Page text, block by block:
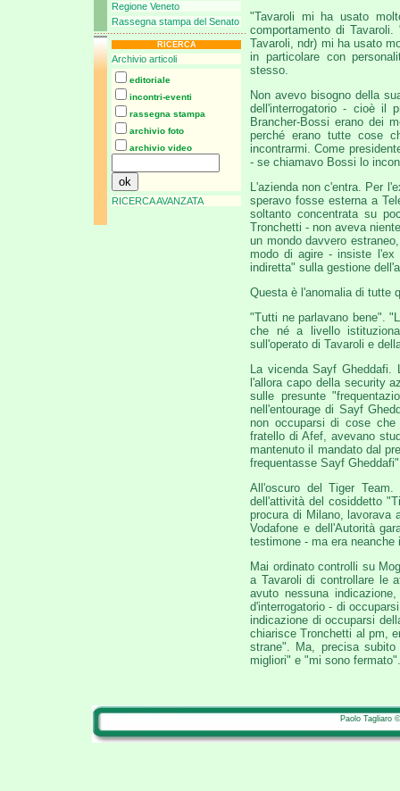
Regione Veneto
Rassegna stampa del Senato
RICERCA
Archivio articoli
editoriale
incontri-eventi
rassegna stampa
archivio foto
archivio video
RICERCA AVANZATA
"Tavaroli mi ha usato
comportamento di
Tavaroli, ndr) mi ha usato
in particolare con
stesso.
Non avevo bisogno della
dell'interrogatorio - cioè il
Brancher-Bossi erano dei
perché erano tutte cose
incontrarmi. Come
- se chiamavo Bossi lo
L'azienda non c'entra. Per
speravo fosse esterna a
soltanto concentrata su
Tronchetti - non aveva
un mondo davvero
modo di agire - insiste l'ex
indiretta" sulla gestione
Questa è l'anomalia di tutte
"Tutti ne parlavano bene".
che né a livello
sull'operato di Tavaroli e
La vicenda Sayf Gheddafi.
l'allora capo della security
sulle presunte
nell'entourage di Sayf
non occuparsi di cose
fratello di Afef, avevano
mantenuto il mandato dal
frequentasse Sayf
All'oscuro del Tiger
dell'attività del cosiddetto
procura di Milano, lavorava
Vodafone e dell'Autorità
testimone - ma era neanche
Mai ordinato controlli su
a Tavaroli di controllare le
avuto nessuna
d'interrogatorio - di
indicazione di occuparsi
chiarisce Tronchetti al pm,
strane". Ma, precisa
migliori" e "mi sono fermato".
Paolo Tagliaro ©